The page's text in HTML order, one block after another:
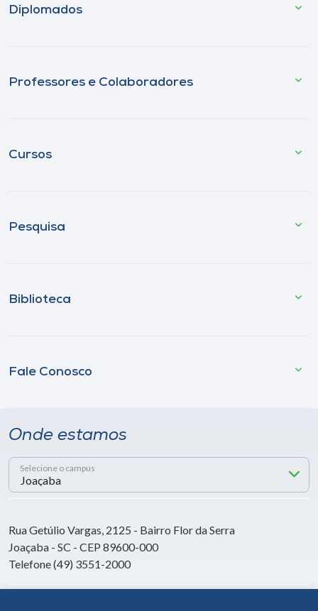
Diplomados
Professores e Colaboradores
Cursos
Pesquisa
Biblioteca
Fale Conosco
Onde estamos
Selecione o campus
Rua Getúlio Vargas, 2125 - Bairro Flor da Serra
Joaçaba - SC - CEP 89600-000
Telefone (49) 3551-2000